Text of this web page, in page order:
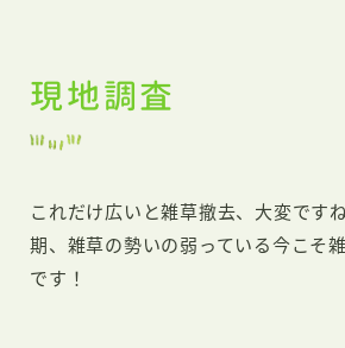
現地調査
これだけ広いと雑草撤去、大変です
期、雑草の勢いの弱っている今こそ
です！